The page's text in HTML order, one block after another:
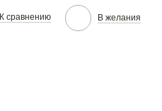
К сравнению В желания